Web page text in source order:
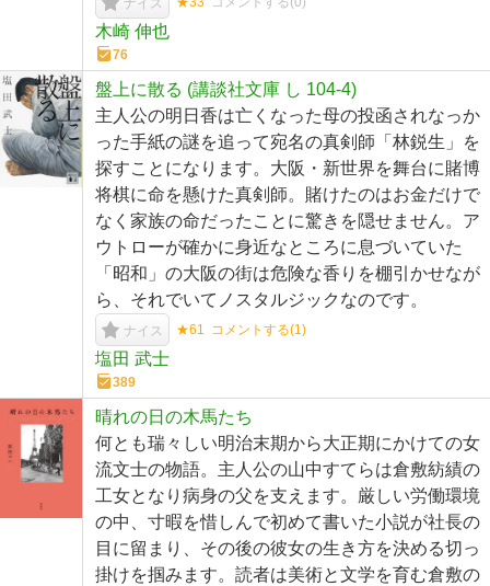
ナイス
木崎 伸也
76
盤上に散る (講談社文庫 し 104-4)
主人公の明日香は亡くなった母の投函されなっか
った手紙の謎を追って宛名の真剣師「林鋭生」を
探すことになります。大阪・新世界を舞台に賭博
将棋に命を懸けた真剣師。賭けたのはお金だけで
なく家族の命だったことに驚きを隠せません。ア
ウトローが確かに身近なところに息づいていた
「昭和」の大阪の街は危険な香りを棚引かせなが
ら、それでいてノスタルジックなのです。
ナイス ★61 コメントする(1)
塩田 武士
389
晴れの日の木馬たち
何とも瑞々しい明治末期から大正期にかけての女
流文士の物語。主人公の山中すてらは倉敷紡績の
工女となり病身の父を支えます。厳しい労働環境
の中、寸暇を惜しんで初めて書いた小説が社長の
目に留まり、その後の彼女の生き方を決める切っ
掛けを掴みます。読者は美術と文学を育む倉敷の